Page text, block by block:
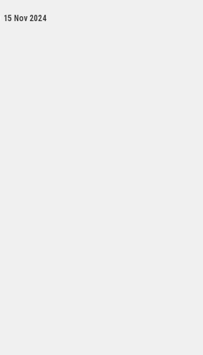
15 Nov 2024